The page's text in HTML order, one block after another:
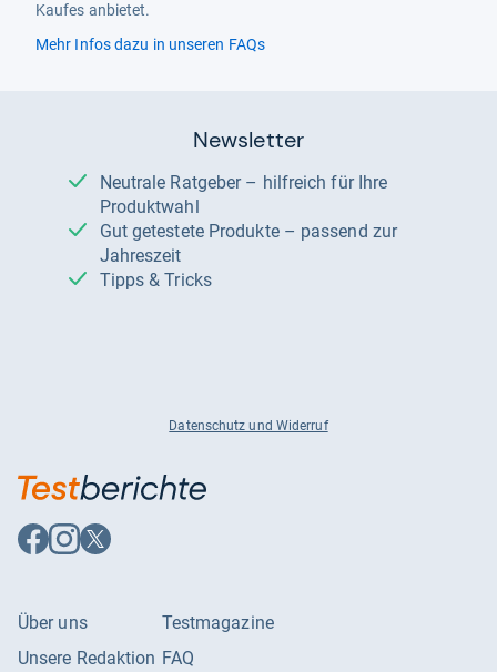
Kaufes anbietet.
Mehr Infos dazu in unseren FAQs
Newsletter
Neutrale Ratgeber – hilfreich für Ihre
Produktwahl
Gut getestete Produkte – passend zur
Jahreszeit
Tipps & Tricks
Datenschutz und Widerruf
Auf
Facebook
Auf
Instagram
Auf
X
Über uns
Unsere Redaktion
Testmagazine
FAQ